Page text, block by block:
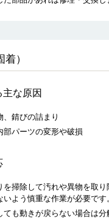
）
な原因
、錆びの詰まり
部パーツの変形や破損
を掃除して汚れや異物を取
よう慎重な作業が必要です
ても動きが戻らない場合は